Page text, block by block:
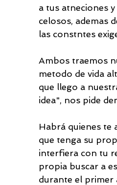
a tus atneciones
celosos, ademas
las constntes
Ambos traemos
metodo de vida
que llego a
idea", nos pide
Habrá quienes te
que tenga su
interfiera con tu
propia buscar a
durante el primer